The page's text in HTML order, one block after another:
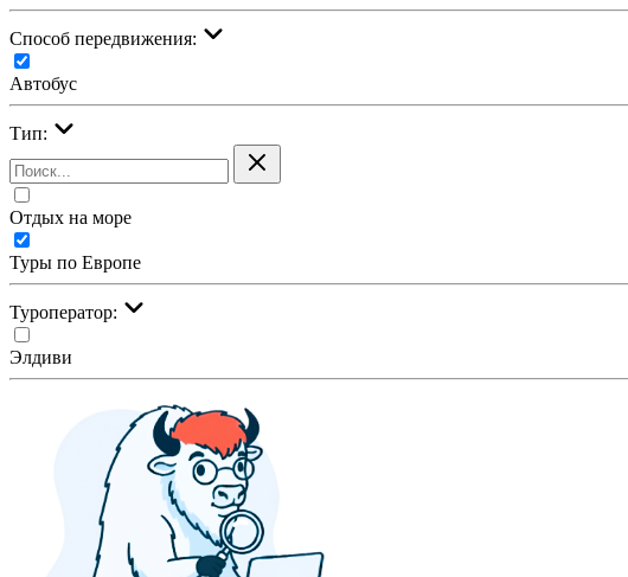
Cпособ передвижения:
Автобус
Тип:
Отдых на море
Туры по Европе
Туроператор:
Элдиви